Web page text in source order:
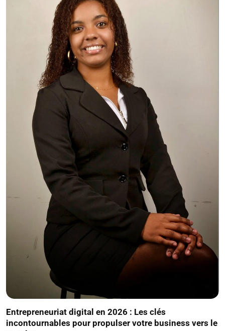
Entrepreneuriat digital en 2026 : Les clés
incontournables pour propulser votre business vers le